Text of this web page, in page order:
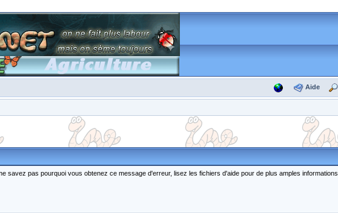
Aide
pas pourquoi vous obtenez ce message d'erreur, lisez les fichiers d'aide pour de plus amples informations.